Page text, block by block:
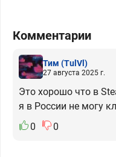
Комментарии
Тим (TulVl)
27 августа 2025 г.
Это хорошо что в
я в России не могу
0
0